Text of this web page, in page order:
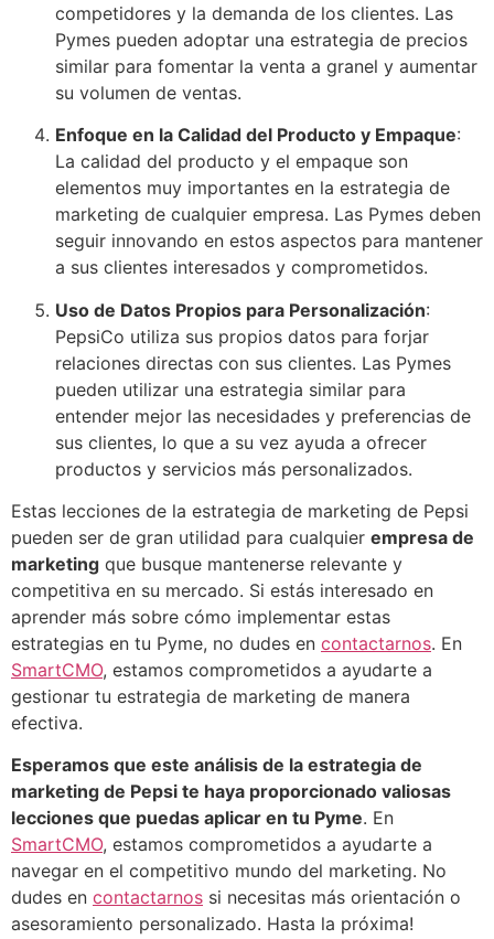
competidores y la demanda de los clientes. Las
Pymes pueden adoptar una estrategia de precios
similar para fomentar la venta a granel y aumentar
su volumen de ventas.
Enfoque en la Calidad del Producto y Empaque:
La calidad del producto y el empaque son
elementos muy importantes en la estrategia de
marketing de cualquier empresa. Las Pymes deben
seguir innovando en estos aspectos para mantener
a sus clientes interesados y comprometidos.
Uso de Datos Propios para Personalización:
PepsiCo utiliza sus propios datos para forjar
relaciones directas con sus clientes. Las Pymes
pueden utilizar una estrategia similar para
entender mejor las necesidades y preferencias de
sus clientes, lo que a su vez ayuda a ofrecer
productos y servicios más personalizados.
Estas lecciones de la estrategia de marketing de Pepsi
pueden ser de gran utilidad para cualquier empresa de
marketing que busque mantenerse relevante y
competitiva en su mercado. Si estás interesado en
aprender más sobre cómo implementar estas
estrategias en tu Pyme, no dudes en contactarnos. En
SmartCMO, estamos comprometidos a ayudarte a
gestionar tu estrategia de marketing de manera
efectiva.
Esperamos que este análisis de la estrategia de
marketing de Pepsi te haya proporcionado valiosas
lecciones que puedas aplicar en tu Pyme. En
SmartCMO, estamos comprometidos a ayudarte a
navegar en el competitivo mundo del marketing. No
dudes en contactarnos si necesitas más orientación o
asesoramiento personalizado. Hasta la próxima!